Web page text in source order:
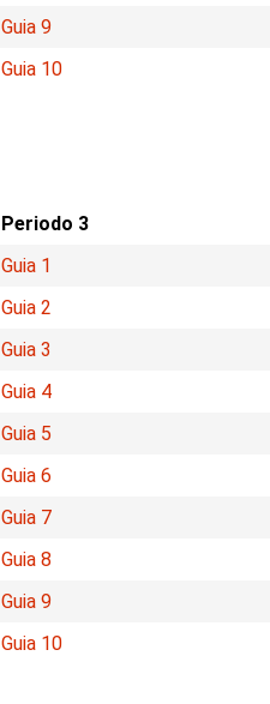
Guia 9
Guia 10
Periodo 3
Guia 1
Guia 2
Guia 3
Guia 4
Guia 5
Guia 6
Guia 7
Guia 8
Guia 9
Guia 10